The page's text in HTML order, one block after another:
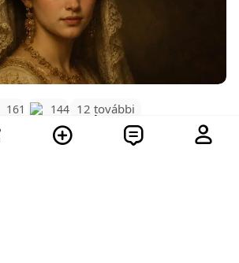
161 144 12 további
107.7K